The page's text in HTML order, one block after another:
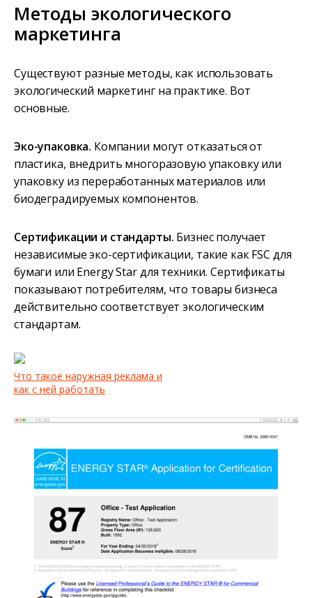
Методы экологического
маркетинга
Существуют разные методы, как использовать
экологический маркетинг на практике. Вот
основные.
Эко-упаковка. Компании могут отказаться от
пластика, внедрить многоразовую упаковку или
упаковку из переработанных материалов или
биодеградируемых компонентов.
Сертификации и стандарты. Бизнес получает
независимые эко-сертификации, такие как FSC для
бумаги или Energy Star для техники. Сертификаты
показывают потребителям, что товары бизнеса
действительно соответствует экологическим
стандартам.
Что такое наружная реклама и
как с ней работать